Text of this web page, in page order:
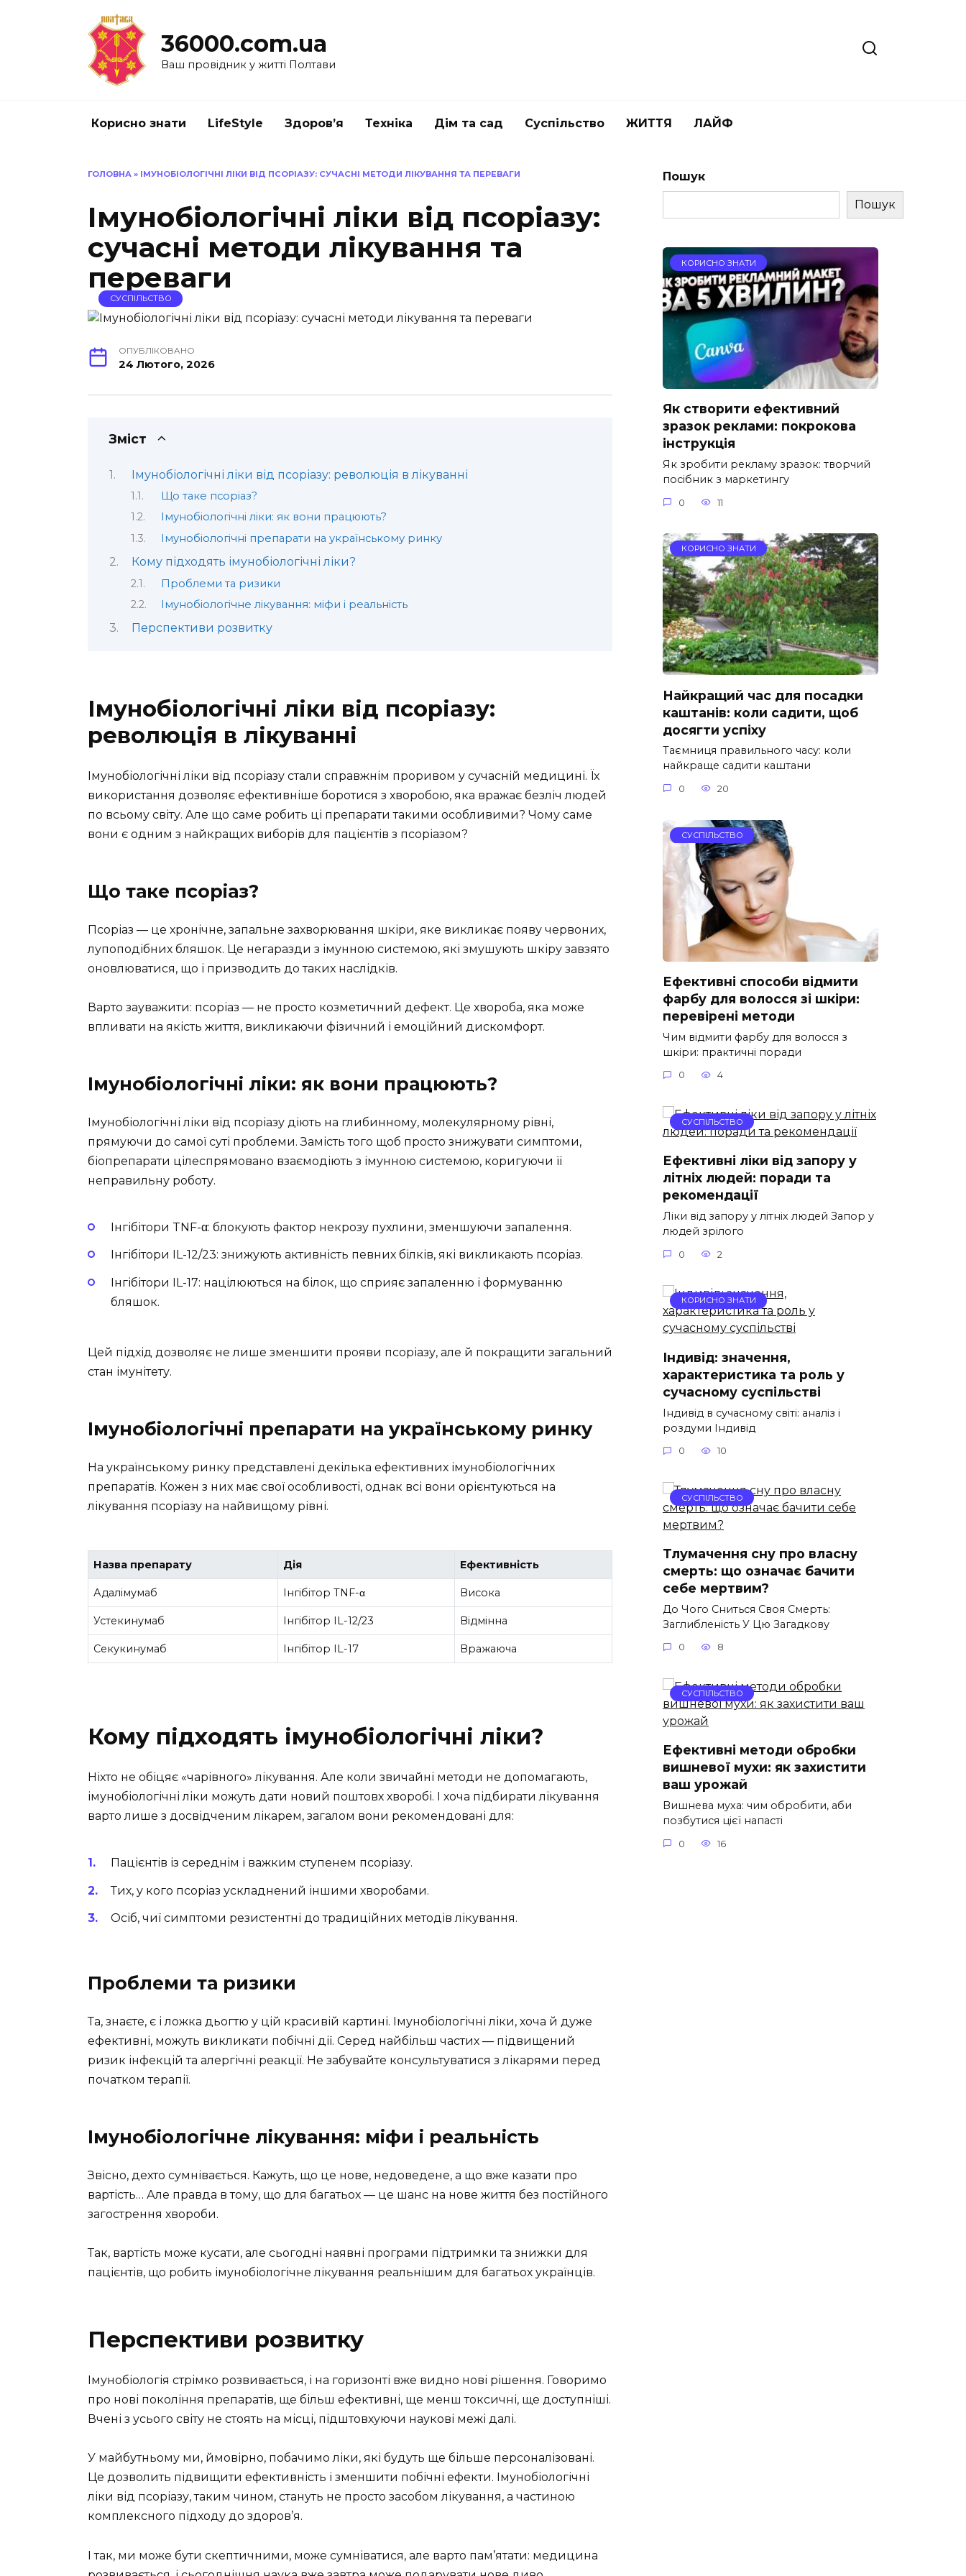
36000.com.ua
Ваш провідник у житті Полтави
Корисно знати LifeStyle Здоров’я Техніка Дім та сад Суспільство ЖИТТЯ ЛАЙФ
ГОЛОВНА » ІМУНОБІОЛОГІЧНІ ЛІКИ ВІД ПСОРІАЗУ: СУЧАСНІ МЕТОДИ ЛІКУВАННЯ ТА ПЕРЕВАГИ
Імунобіологічні ліки від псоріазу:
сучасні методи лікування та
переваги
СУСПІЛЬСТВО
ОПУБЛІКОВАНО
24 Лютого, 2026
Зміст
Імунобіологічні ліки від псоріазу: революція в лікуванні
Що таке псоріаз?
Імунобіологічні ліки: як вони працюють?
Імунобіологічні препарати на українському ринку
Кому підходять імунобіологічні ліки?
Проблеми та ризики
Імунобіологічне лікування: міфи і реальність
Перспективи розвитку
Імунобіологічні ліки від псоріазу:
революція в лікуванні
Імунобіологічні ліки від псоріазу стали справжнім проривом у сучасній медицині. Їх
використання дозволяє ефективніше боротися з хворобою, яка вражає безліч людей
по всьому світу. Але що саме робить ці препарати такими особливими? Чому саме
вони є одним з найкращих виборів для пацієнтів з псоріазом?
Що таке псоріаз?
Псоріаз — це хронічне, запальне захворювання шкіри, яке викликає появу червоних,
лупоподібних бляшок. Це негаразди з імунною системою, які змушують шкіру завзято
оновлюватися, що і призводить до таких наслідків.
Варто зауважити: псоріаз — не просто козметичний дефект. Це хвороба, яка може
впливати на якість життя, викликаючи фізичний і емоційний дискомфорт.
Імунобіологічні ліки: як вони працюють?
Імунобіологічні ліки від псоріазу діють на глибинному, молекулярному рівні,
прямуючи до самої суті проблеми. Замість того щоб просто знижувати симптоми,
біопрепарати цілеспрямовано взаємодіють з імунною системою, коригуючи її
неправильну роботу.
Інгібітори TNF-α: блокують фактор некрозу пухлини, зменшуючи запалення.
Інгібітори IL-12/23: знижують активність певних білків, які викликають псоріаз.
Інгібітори IL-17: націлюються на білок, що сприяє запаленню і формуванню
бляшок.
Цей підхід дозволяє не лише зменшити прояви псоріазу, але й покращити загальний
стан імунітету.
Імунобіологічні препарати на українському ринку
На українському ринку представлені декілька ефективних імунобіологічних
препаратів. Кожен з них має свої особливості, однак всі вони орієнтуються на
лікування псоріазу на найвищому рівні.
Назва препарату Дія Ефективність
Адалімумаб Інгібітор TNF-α Висока
Устекинумаб Інгібітор IL-12/23 Відмінна
Секукинумаб Інгібітор IL-17 Вражаюча
Кому підходять імунобіологічні ліки?
Ніхто не обіцяє «чарівного» лікування. Але коли звичайні методи не допомагають,
імунобіологічні ліки можуть дати новий поштовх хворобі. І хоча підбирати лікування
варто лише з досвідченим лікарем, загалом вони рекомендовані для:
Пацієнтів із середнім і важким ступенем псоріазу.
Тих, у кого псоріаз ускладнений іншими хворобами.
Осіб, чиї симптоми резистентні до традиційних методів лікування.
Проблеми та ризики
Та, знаєте, є і ложка дьогтю у цій красивій картині. Імунобіологічні ліки, хоча й дуже
ефективні, можуть викликати побічні дії. Серед найбільш частих — підвищений
ризик інфекцій та алергічні реакції. Не забувайте консультуватися з лікарями перед
початком терапії.
Імунобіологічне лікування: міфи і реальність
Звісно, дехто сумнівається. Кажуть, що це нове, недоведене, а що вже казати про
вартість… Але правда в тому, що для багатьох — це шанс на нове життя без постійного
загострення хвороби.
Так, вартість може кусати, але сьогодні наявні програми підтримки та знижки для
пацієнтів, що робить імунобіологічне лікування реальнішим для багатьох українців.
Перспективи розвитку
Імунобіологія стрімко розвивається, і на горизонті вже видно нові рішення. Говоримо
про нові покоління препаратів, ще більш ефективні, ще менш токсичні, ще доступніші.
Вчені з усього світу не стоять на місці, підштовхуючи наукові межі далі.
У майбутньому ми, ймовірно, побачимо ліки, які будуть ще більше персоналізовані.
Це дозволить підвищити ефективність і зменшити побічні ефекти. Імунобіологічні
ліки від псоріазу, таким чином, стануть не просто засобом лікування, а частиною
комплексного підходу до здоров’я.
І так, ми може бути скептичними, може сумніватися, але варто пам’ятати: медицина
Пошук
Пошук
КОРИСНО ЗНАТИ
Як створити ефективний
зразок реклами: покрокова
інструкція
Як зробити рекламу зразок: творчий
посібник з маркетингу
0 11
КОРИСНО ЗНАТИ
Найкращий час для посадки
каштанів: коли садити, щоб
досягти успіху
Таємниця правильного часу: коли
найкраще садити каштани
0 20
СУСПІЛЬСТВО
Ефективні способи відмити
фарбу для волосся зі шкіри:
перевірені методи
Чим відмити фарбу для волосся з
шкіри: практичні поради
0 4
СУСПІЛЬСТВО
Ефективні ліки від запору у
літніх людей: поради та
рекомендації
Ліки від запору у літніх людей Запор у
людей зрілого
0 2
КОРИСНО ЗНАТИ
Індивід: значення,
характеристика та роль у
сучасному суспільстві
Індивід в сучасному світі: аналіз і
роздуми Індивід
0 10
СУСПІЛЬСТВО
Тлумачення сну про власну
смерть: що означає бачити
себе мертвим?
До Чого Сниться Своя Смерть:
Заглибленість У Цю Загадкову
0 8
СУСПІЛЬСТВО
Ефективні методи обробки
вишневої мухи: як захистити
ваш урожай
Вишнева муха: чим обробити, аби
позбутися цієї напасті
0 16